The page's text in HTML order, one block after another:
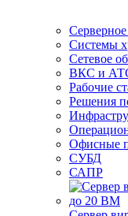
Системы
Сетевое
ВКС и
Рабочие
Решения
Офисные
СУБД
САПР